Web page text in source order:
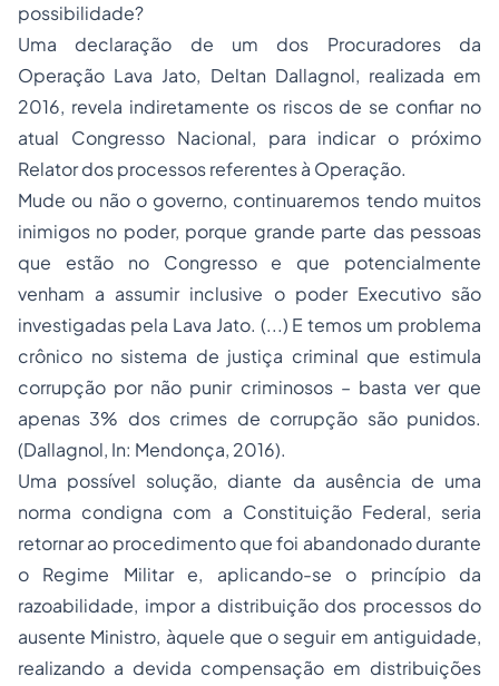
possibilidade?
Uma declaração de um dos Procuradores da
Operação Lava Jato, Deltan Dallagnol, realizada em
2016, revela indiretamente os riscos de se confiar no
atual Congresso Nacional, para indicar o próximo
Relator dos processos referentes à Operação.
Mude ou não o governo, continuaremos tendo muitos
inimigos no poder, porque grande parte das pessoas
que estão no Congresso e que potencialmente
venham a assumir inclusive o poder Executivo são
investigadas pela Lava Jato. (...) E temos um problema
crônico no sistema de justiça criminal que estimula
corrupção por não punir criminosos – basta ver que
apenas 3% dos crimes de corrupção são punidos.
(Dallagnol, In: Mendonça, 2016).
Uma possível solução, diante da ausência de uma
norma condigna com a Constituição Federal, seria
retornar ao procedimento que foi abandonado durante
o Regime Militar e, aplicando-se o princípio da
razoabilidade, impor a distribuição dos processos do
ausente Ministro, àquele que o seguir em antiguidade,
realizando a devida compensação em distribuições